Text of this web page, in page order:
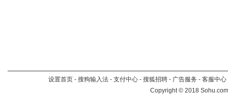
设置首页 - 搜狗输入法 - 支付中心 - 搜狐招聘 - 广告服务 - 客服中心
Copyright©2018